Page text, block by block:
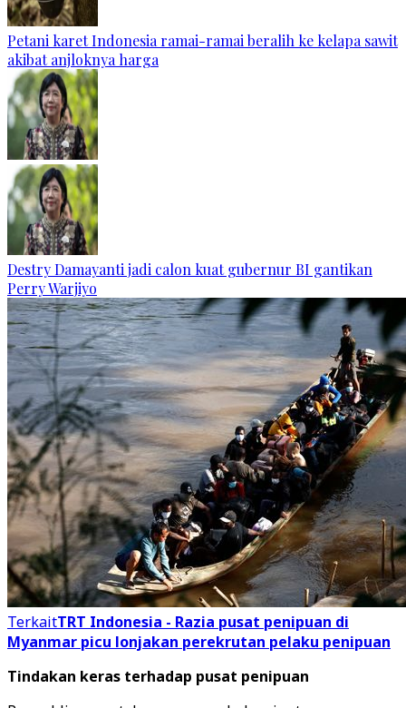
Petani karet Indonesia ramai-ramai beralih ke kelapa sawit
akibat anjloknya harga
Destry Damayanti jadi calon kuat gubernur BI gantikan
Perry Warjiyo
TerkaitTRT Indonesia - Razia pusat penipuan di
Myanmar picu lonjakan perekrutan pelaku penipuan
Tindakan keras terhadap pusat penipuan